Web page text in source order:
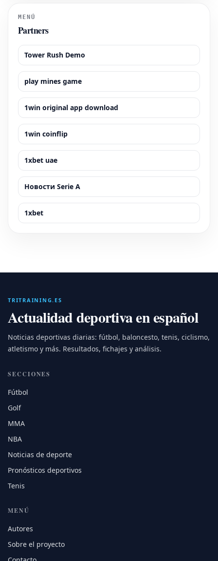
MENÚ
Partners
Tower Rush Demo
play mines game
1win original app download
1win coinflip
1xbet uae
Новости Serie A
1xbet
TRITRAINING.ES
Actualidad deportiva en español
Noticias deportivas diarias: fútbol, baloncesto, tenis, ciclismo,
atletismo y más. Resultados, fichajes y análisis.
SECCIONES
Fútbol
Golf
MMA
NBA
Noticias de deporte
Pronósticos deportivos
Tenis
MENÚ
Autores
Sobre el proyecto